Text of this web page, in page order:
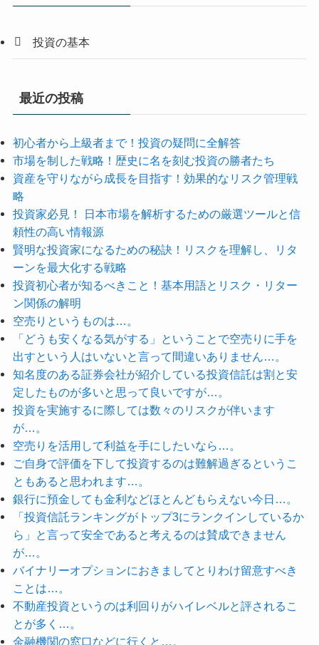
投資の基本
最近の投稿
初心者から上級者まで！投資の疑問に全解答
市場を制した戦略！歴史に名を刻む投資の勝者たち
資産を守りながら成長を目指す！効果的なリスク管理戦
略
投資家必見！ 日本市場を解析するための厳選ツールと信
頼性の高い情報源
賢明な投資家になるための秘訣！リスクを理解し、リタ
ーンを最大化する戦略
投資初心者が知るべきこと！基本用語とリスク・リター
ン関係の解明
空売りというものは…。
「どうも安くなる気がする」ということで空売りに手を
出すという人はいないと言って間違いありません…。
知名度のある証券会社が紹介している投資信託は割と安
定したものが多いと思って良いですが…。
投資を実施するに際しては数々のリスクが伴います
が…。
空売りを活用して利益を手にしたいなら…。
ご自身で評価を下して投資するのは難解過ぎるというこ
ともあると思われます…。
銀行に預金しても金利などほとんどもらえない今日…。
「投資信託ランキングがトップ3にランクインしているか
ら」と言って安全であると考えるのは賛成できません
が…。
バイナリーオプションにおきましてとりわけ留意すべき
ことは…。
不動産投資というのは利回りがハイレベルと評されるこ
とが多く…。
金融機関の窓口などに行くと…。